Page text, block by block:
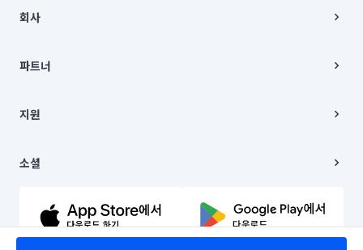
00019 |
주소 | 본사: 서울특별시 종로구 율곡로 6(중학동, 트윈트리빌딩) B동 5층
컨택센터 : 서울특별시 종로구 수송동 율곡로 24, 7층, 8층 미소
상품, 상품정보, 거래에 관한 의무와 책임은 거래당사자에게 있습니다.
언론 보도 관련 문의:
© 유한회사 미소. Miso, Inc. All Rights Reserved.
회사
채용
파트너
이사
지원
이용약관
문의하기
소셜
유튜브